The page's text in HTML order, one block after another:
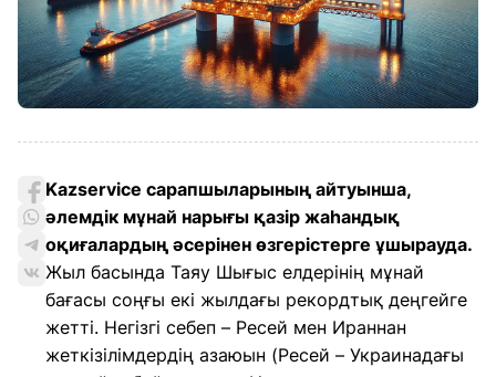
Kazservice сарапшыларының айтуынша,
әлемдік мұнай нарығы қазір жаһандық
оқиғалардың әсерінен өзгерістерге ұшырауда.
Жыл басында Таяу Шығыс елдерінің мұнай
бағасы соңғы екі жылдағы рекордтық деңгейге
жетті. Негізгі себеп – Ресей мен Ираннан
жеткізілімдердің азаюын (Ресей – Украинадағы